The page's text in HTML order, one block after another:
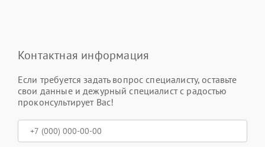
Контактная информация
Если требуется задать вопрос специалисту, оставьте
свои данные и дежурный специалист с радостью
проконсультирует Вас!